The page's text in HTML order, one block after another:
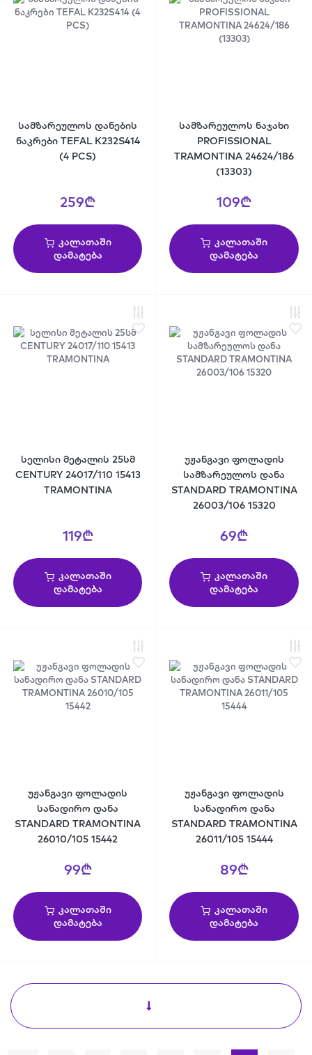
სამზარეულოს დანების
ნაკრები TEFAL K232S414
(4 PCS)
259₾
კალათაში
დამატება
სამზარეულოს ნაჯახი
PROFISSIONAL
TRAMONTINA 24624/186
(13303)
109₾
კალათაში
დამატება
სელისი მეტალის 25სმ
CENTURY 24017/110 15413
TRAMONTINA
119₾
კალათაში
დამატება
უჟანგავი ფოლადის
სამზარეულოს დანა
STANDARD TRAMONTINA
26003/106 15320
69₾
კალათაში
დამატება
უჟანგავი ფოლადის
სანადირო დანა
STANDARD TRAMONTINA
26010/105 15442
99₾
კალათაში
დამატება
უჟანგავი ფოლადის
სანადირო დანა
STANDARD TRAMONTINA
26011/105 15444
89₾
კალათაში
დამატება